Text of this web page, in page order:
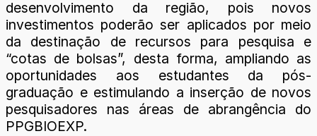
desenvolvimento da região, pois novos
investimentos poderão ser aplicados por meio
da destinação de recursos para pesquisa e
“cotas de bolsas”, desta forma, ampliando as
oportunidades aos estudantes da pós-
graduação e estimulando a inserção de novos
pesquisadores nas áreas de abrangência do
PPGBIOEXP.